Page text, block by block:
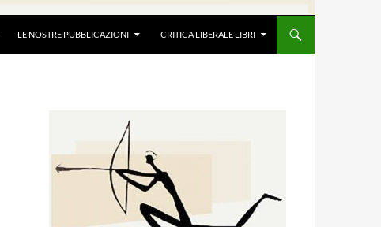
LE NOSTRE PUBBLICAZIONI CRITICA LIBERALE LIBRI